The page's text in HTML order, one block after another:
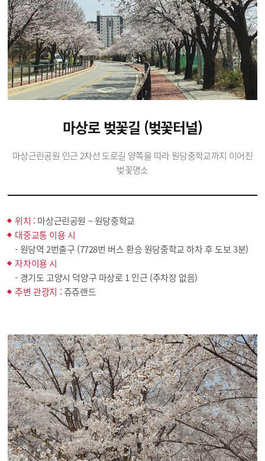
마상로 벚꽃길 (벚꽃터널)
마상근린공원 인근 2차선 도로길 양쪽을 따라 원당중학교까지 이어진
벚꽃명소
위치 : 마상근린공원 ~ 원당중학교
대중교통 이용 시
- 원당역 2번출구 (7728번 버스 환승 원당중학교 하차 후 도보 3분)
자차이용 시
- 경기도 고양시 덕양구 마상로 1 인근 (주차장 없음)
주변 관광지 :쥬쥬랜드